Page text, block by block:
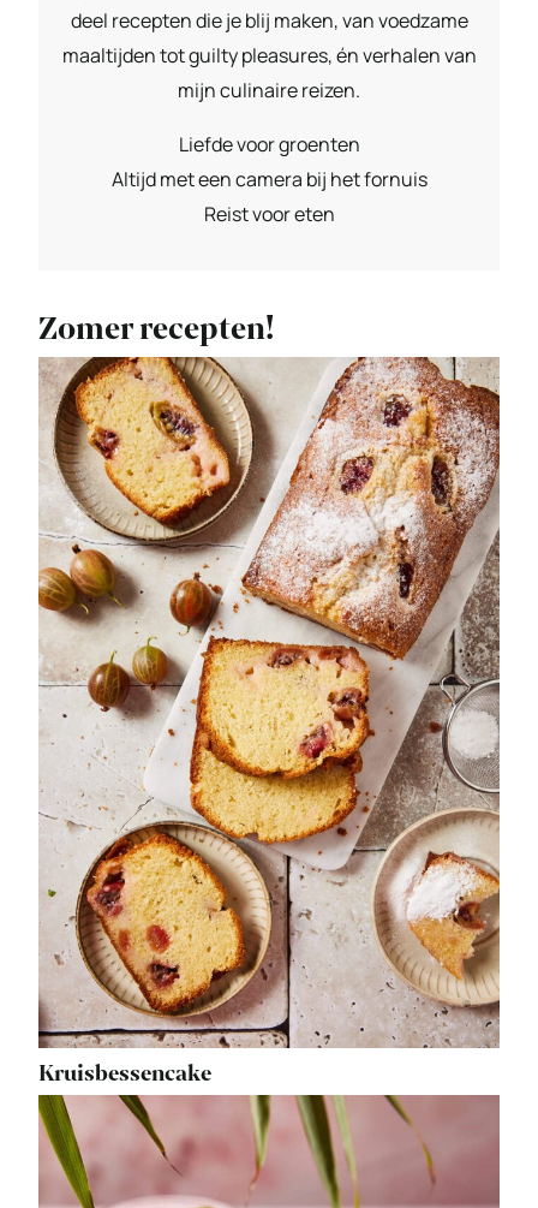
deel recepten die je blij maken, van voedzame
maaltijden tot guilty pleasures, én verhalen van
mijn culinaire reizen.
Liefde voor groenten
Altijd met een camera bij het fornuis
Reist voor eten
Zomer recepten!
Kruisbessencake